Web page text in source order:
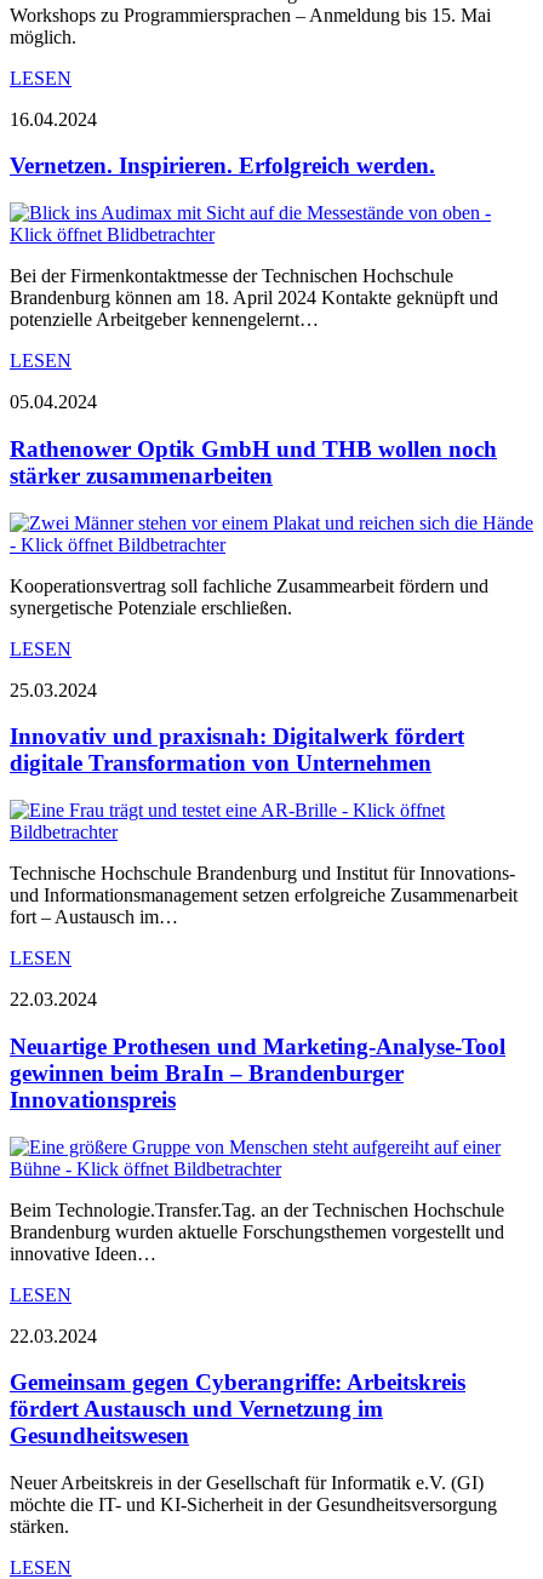
Workshops zu Programmiersprachen – Anmeldung bis 15. Mai
möglich.
LESEN
16.04.2024
Vernetzen. Inspirieren. Erfolgreich werden.
Bei der Firmenkontaktmesse der Technischen Hochschule
Brandenburg können am 18. April 2024 Kontakte geknüpft und
potenzielle Arbeitgeber kennengelernt…
LESEN
05.04.2024
Rathenower Optik GmbH und THB wollen noch
stärker zusammenarbeiten
Kooperationsvertrag soll fachliche Zusammearbeit fördern und
synergetische Potenziale erschließen.
LESEN
25.03.2024
Innovativ und praxisnah: Digitalwerk fördert
digitale Transformation von Unternehmen
Technische Hochschule Brandenburg und Institut für Innovations-
und Informationsmanagement setzen erfolgreiche Zusammenarbeit
fort – Austausch im…
LESEN
22.03.2024
Neuartige Prothesen und Marketing-Analyse-Tool
gewinnen beim BraIn – Brandenburger
Innovationspreis
Beim Technologie.Transfer.Tag. an der Technischen Hochschule
Brandenburg wurden aktuelle Forschungsthemen vorgestellt und
innovative Ideen…
LESEN
22.03.2024
Gemeinsam gegen Cyberangriffe: Arbeitskreis
fördert Austausch und Vernetzung im
Gesundheitswesen
Neuer Arbeitskreis in der Gesellschaft für Informatik e.V. (GI)
möchte die IT- und KI-Sicherheit in der Gesundheitsversorgung
stärken.
LESEN